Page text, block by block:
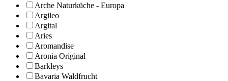
Arche Naturküche - Europa
Argileo
Argital
Aries
Aromandise
Aronia Original
Barkleys
Bavaria Waldfrucht